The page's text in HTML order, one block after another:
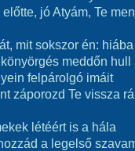
előtte, jó Atyám, Te
mit sokszor én: hiába
meddőn hull
felpárolgó imáit
záporozd Te vissza
létéért is a hála
a legelső